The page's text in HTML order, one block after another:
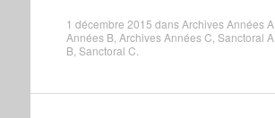
1 décembre 2015 dansArchives Années A,
Années B, Archives Années C Sanctoral A,
B, Sanctoral C